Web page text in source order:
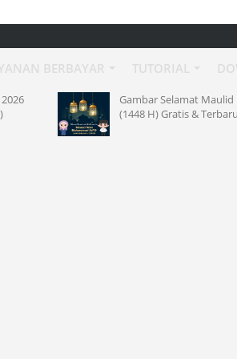
Gambar Selamat Maulid Nabi
(1448 H) Gratis & Terbaru